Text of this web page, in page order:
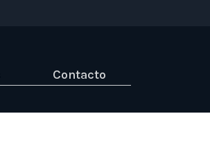
Contacto